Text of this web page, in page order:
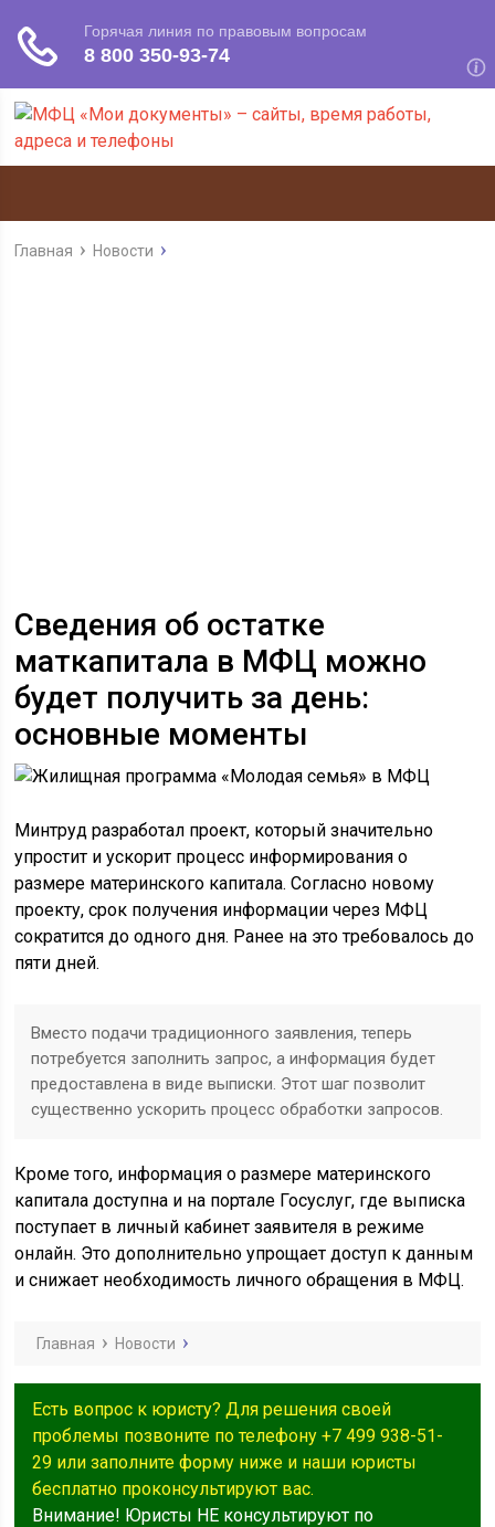
Главная Новости
Сведения об остатке
маткапитала в МФЦ можно
будет получить за день:
основные моменты
Минтруд разработал проект, который значительно
упростит и ускорит процесс информирования о
размере материнского капитала. Согласно новому
проекту, срок получения информации через МФЦ
сократится до одного дня. Ранее на это требовалось до
пяти дней.
Вместо подачи традиционного заявления, теперь
потребуется заполнить запрос, а информация будет
предоставлена в виде выписки. Этот шаг позволит
существенно ускорить процесс обработки запросов.
Кроме того, информация о размере материнского
капитала доступна и на портале Госуслуг, где выписка
поступает в личный кабинет заявителя в режиме
онлайн. Это дополнительно упрощает доступ к данным
и снижает необходимость личного обращения в МФЦ.
Главная Новости
Есть вопрос к юристу? Для решения своей
проблемы позвоните по телефону +7 499 938-51-
29 или заполните форму ниже и наши юристы
бесплатно проконсультируют вас.
Внимание! Юристы НЕ консультируют по